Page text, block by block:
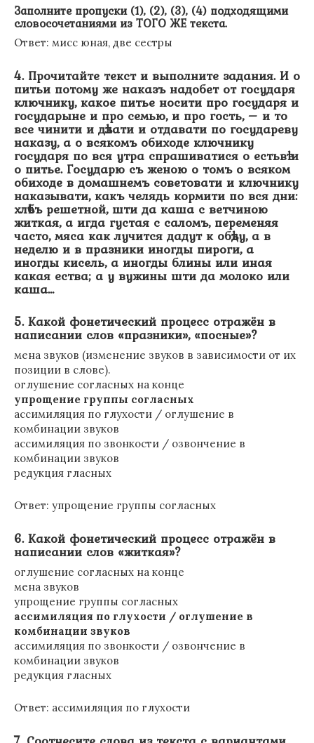
Заполните пропуски (1), (2), (3), (4) подходящими
словосочетаниями из ТОГО ЖЕ текста.
Ответ: мисс юная, две сестры
4. Прочитайте текст и выполните задания. И о
питьи потому же наказъ надобет от государя
ключнику, какое питье носити про государя и
государыне и про семью, и про гость, – и то
все чинити и дѣлати и отдавати по государеву
наказу, а о всякомъ обиходе ключнику
государя по вся утра спрашиватися о естьвѣ и
о питье. Государю съ женою о томъ о всяком
обиходе в домашнемъ советовати и ключнику
наказывати, какъ челядь кормити по вся дни:
хлѣбъ решетной, шти да каша с ветчиною
житкая, а игда густая с саломъ, переменяя
часто, мяса как лучится дадут к обѣду, а в
неделю и в празники иногды пироги, а
иногды кисель, а иногды блины или иная
какая ества; а у вужины шти да молоко или
каша…
5. Какой фонетический процесс отражён в
написании слов «празники», «посные»?
мена звуков (изменение звуков в зависимости от их
позиции в слове).
оглушение согласных на конце
упрощение группы согласных
ассимиляция по глухости / оглушение в
комбинации звуков
ассимиляция по звонкости / озвончение в
комбинации звуков
редукция гласных
Ответ: упрощение группы согласных
6. Какой фонетический процесс отражён в
написании слов «житкая»?
оглушение согласных на конце
мена звуков
упрощение группы согласных
ассимиляция по глухости / оглушение в
комбинации звуков
ассимиляция по звонкости / озвончение в
комбинации звуков
редукция гласных
Ответ: ассимиляция по глухости